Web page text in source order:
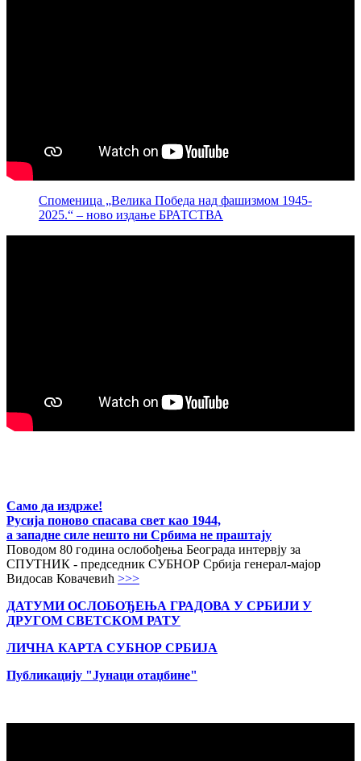
Споменица „Велика Победа над фашизмом 1945-
2025.“ – ново издање БРАТСТВА
Само да издрже!
Русија поново спасава свет као 1944,
а западне силе нешто ни Србима не праштају
Поводом 80 година ослобођења Београда интервју за
СПУТНИК - председник СУБНОР Србија генерал-мајор
Видосав Ковачевић >>>
ДАТУМИ ОСЛОБОЂЕЊА ГРАДОВА У СРБИЈИ У
ДРУГОМ СВЕТСКОМ РАТУ
ЛИЧНА КАРТА СУБНОР СРБИЈА
Публикацију "Јунаци отаџбине"